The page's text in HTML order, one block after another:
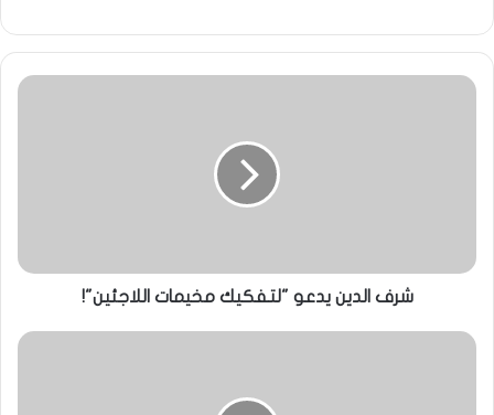
شرف الدين يدعو "لتفكيك مخيمات اللاجئين"!